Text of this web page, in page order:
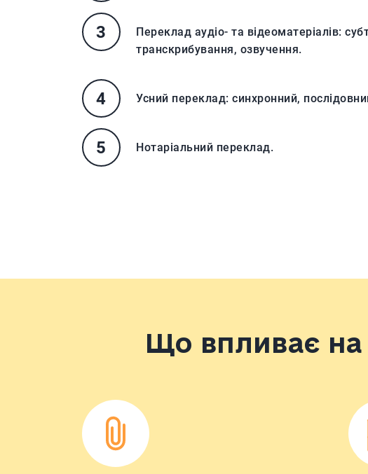
Переклад аудіо- та відеоматеріалів:
транскрибування, озвучення.
Усний переклад: синхронний,
Нотаріальний переклад.
Що впливає на